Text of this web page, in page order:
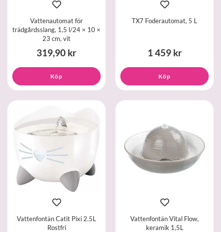
Vattenautomat för
trädgårdsslang, 1,5 l/24 × 10 ×
23 cm, vit
319,90 kr
Köp
TX7 Foderautomat, 5 L
1 459 kr
Köp
Vattenfontän Catit Pixi 2.5L
Rostfri
Vattenfontän Vital Flow,
keramik 1,5L